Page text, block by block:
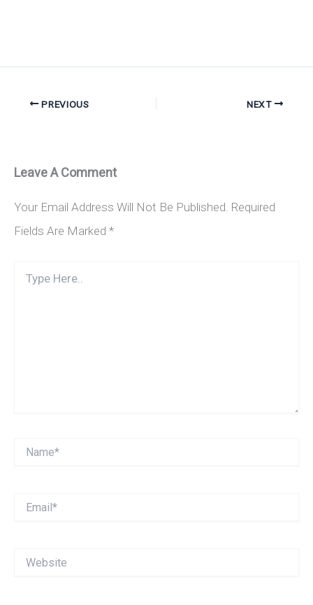
PREVIOUS NEXT
Leave A Comment
Your Email Address Will Not Be Published. Required
Fields Are Marked *
Here..